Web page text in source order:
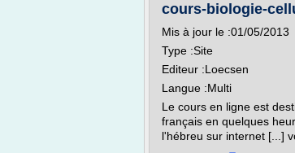
cours-biologie-
Mis à jour le :01/05/2013
Type :Site
Editeur :Loecsen
Langue :Multi
Le cours en ligne est
français en quelques
l'hébreu sur internet [...]